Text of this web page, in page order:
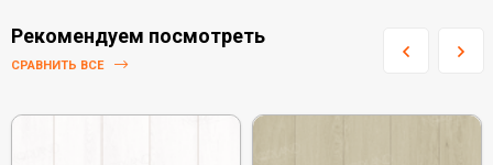
Рекомендуем посмотреть
СРАВНИТЬ ВСЕ